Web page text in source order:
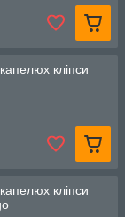
кліпси
кліпси